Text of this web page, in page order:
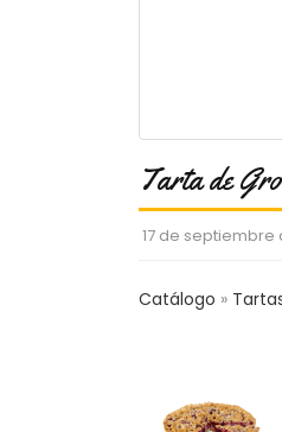
Tarta de
17 de septiembre
Catálogo